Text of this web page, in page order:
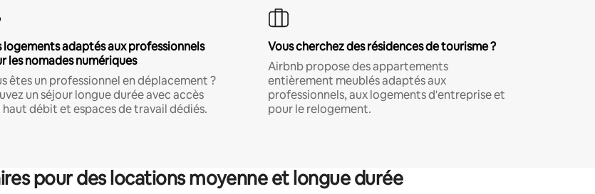
logements adaptés aux professionnels
les nomades numériques
êtes un professionnel en déplacement ?
un séjour longue durée avec accès
débit et espaces de travail dédiés.
Vous cherchez des résidences de tourisme ?
Airbnb propose des appartements
entièrement meublés adaptés aux
professionnels, aux logements d'entreprise et
pour le relogement.
pour des locations moyenne et longue durée